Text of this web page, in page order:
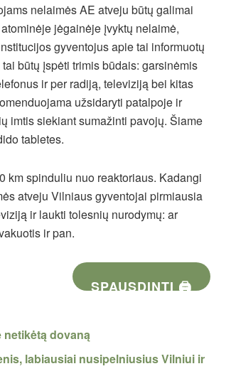
nelaimės AE atveju būtų galimai
jėgainėje įvyktų nelaimė,
gyventojus apie tai informuotų
būtų įspėti trimis būdais: garsinėmis
ir per radiją, televiziją bei kitas
užsidaryti patalpoje ir
imtis siekiant sumažinti pavojų. Šiame
tabletes.
km spinduliu nuo reaktoriaus. Kadangi
atveju Vilniaus gyventojai pirmiausia
ir laukti tolesnių nurodymų: ar
ir pan.
SPAUSDINTI 🖨
dovaną
labiausiai nusipelniusius Vilniui ir